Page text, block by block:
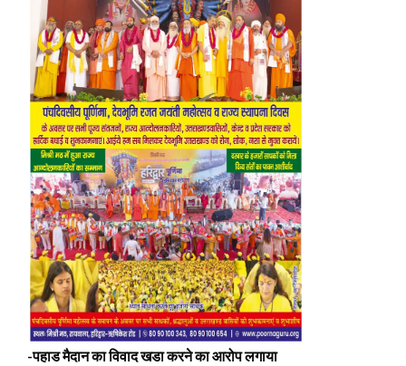
-पहाड मैदान का विवाद खडा करने का आरोप लगाया